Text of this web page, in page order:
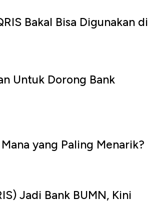
Bakal Bisa Digunakan di
Untuk Dorong Bank
yang Paling Menarik?
Jadi Bank BUMN, Kini